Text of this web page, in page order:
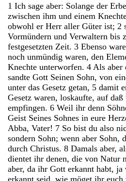
1 Ich sage aber: Solange der Erbe
zwischen ihm und einem
obwohl er Herr aller Güter ist; 2
Vormündern und Verwaltern bis
festgesetzten Zeit. 3 Ebenso
noch unmündig waren, den
Knechte unterworfen. 4 Als aber
sandte Gott Seinen Sohn, von
unter das Gesetz getan, 5 damit
Gesetz waren, loskaufte, auf daß
empfingen. 6 Weil ihr denn
Geist Seines Sohnes in eure
Abba, Vater! 7 So bist du also
sondern Sohn; wenn aber Sohn,
durch Christus. 8 Damals aber,
dientet ihr denen, die von Natur
aber, da ihr Gott erkannt habt, ja
erkannt seid, wie möget ihr euch